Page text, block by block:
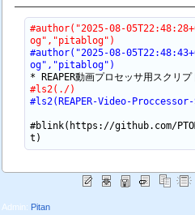
#author("2025-08-
og","pitablog")
#author("2025-08-
og","pitablog")
#ls2(./)
#ls2(REAPER-Video-
#blink(https://github.com/
Admin: Pitan